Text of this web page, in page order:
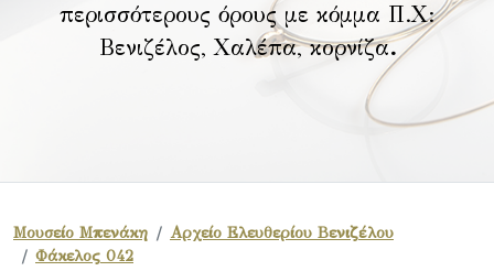
περισσότερους όρους με κόμμα Π.Χ:
Βενιζέλος, Χαλέπα, κορνίζα.
Μουσείο Μπενάκη
Αρχείο Ελευθερίου Βενιζέλου
Φάκελος 042